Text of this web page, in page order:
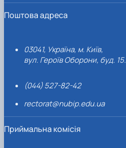
Поштова адреса
03041, Україна, м. Київ,
вул. Героїв Оборони, буд. 15.
(044) 527-82-42
rectorat@nubip.edu.ua
Приймальна комісія